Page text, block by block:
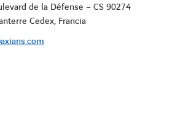
de la Défense – CS 90274
Cedex, Francia